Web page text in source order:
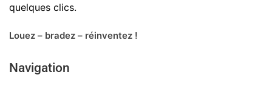
quelques clics.
Louez – bradez – réinventez !
Navigation